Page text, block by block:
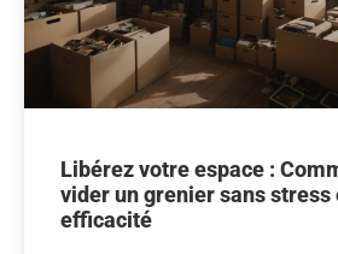
Libérez votre espace :
vider un grenier sans stress
efficacité